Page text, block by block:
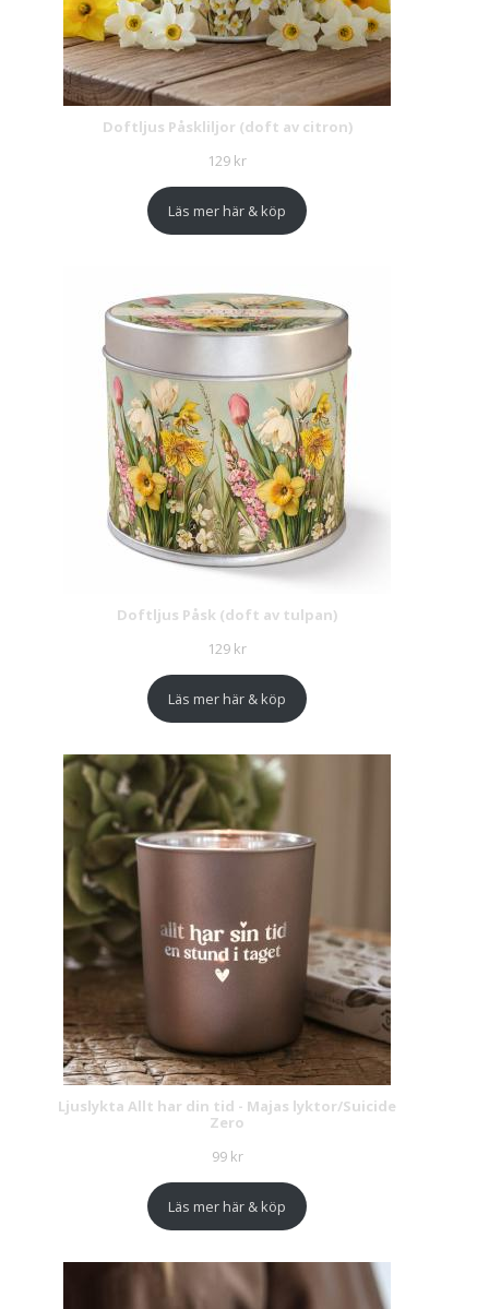
Doftljus Påskliljor (doft av citron)
129 kr
Läs mer här & köp
Doftljus Påsk (doft av tulpan)
129 kr
Läs mer här & köp
Ljuslykta Allt har din tid - Majas lyktor/Suicide
Zero
99 kr
Läs mer här & köp